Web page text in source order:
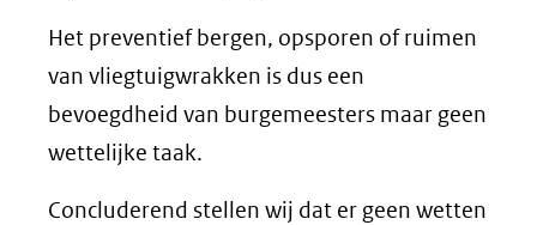
Het preventief bergen, opsporen of ruimen
van vliegtuigwrakken is dus een
bevoegdheid van burgemeesters maar geen
wettelijke taak.
Concluderend stellen wij dat er geen wetten